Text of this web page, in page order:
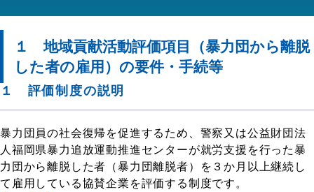
１ 地域貢献活動評価項目（暴力団から離脱
した者の雇用）の要件・手続等
１ 評価制度の説明
暴力団員の社会復帰を促進するため、警察又は公益財団法
人福岡県暴力追放運動推進センターが就労支援を行った暴
力団から離脱した者（暴力団離脱者）を３か月以上継続し
て雇用している協賛企業を評価する制度です。